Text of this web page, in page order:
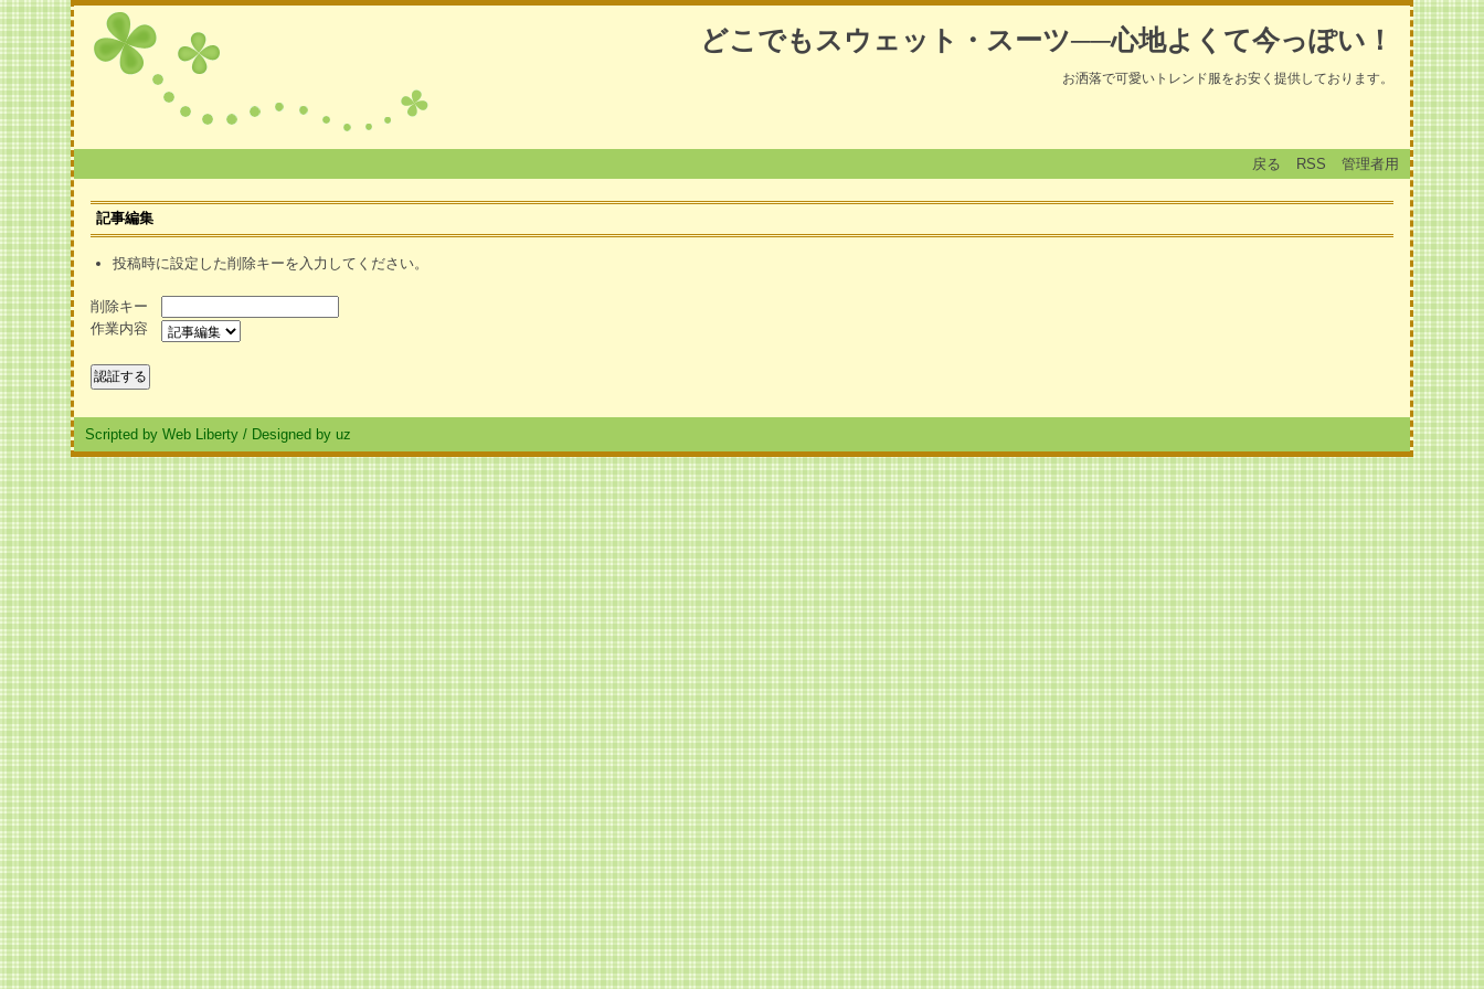
どこでもスウェット・スーツ──心地よくて今っぽい！
お洒落で可愛いトレンド服をお安く提供しております。
戻る RSS 管理者用
記事編集
投稿時に設定した削除キーを入力してください。
削除キー
作業内容
Scripted by Web Liberty / Designed by uz